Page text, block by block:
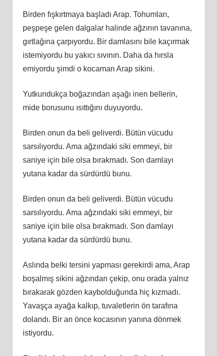
Birden fışkırtmaya başladı Arap. Tohumları,
peşpeşe gelen dalgalar halinde ağzının tavanına,
gırtlağına çarpıyordu. Bir damlasını bile kaçırmak
istemiyordu bu yakıcı sıvının. Daha da hırsla
emiyordu şimdi o kocaman Arap sikini.
Yutkundukça boğazından aşağı inen bellerin,
mide borusunu ısıttığını duyuyordu.
Birden onun da beli geliverdi. Bütün vücudu
sarsılıyordu. Ama ağzındaki siki emmeyi, bir
saniye için bile olsa bırakmadı. Son damlayı
yutana kadar da sürdürdü bunu.
Birden onun da beli geliverdi. Bütün vücudu
sarsılıyordu. Ama ağzındaki siki emmeyi, bir
saniye için bile olsa bırakmadı. Son damlayı
yutana kadar da sürdürdü bunu.
Aslında belki tersini yapması gerekirdi ama, Arap
boşalmış sikini ağzından çekip, onu orada yalnız
bırakarak gözden kaybolduğunda hiç kızmadı.
Yavaşça ayağa kalkıp, tuvaletlerin ön tarafına
dolandı. Bir an önce kocasının yanına dönmek
istiyordu.